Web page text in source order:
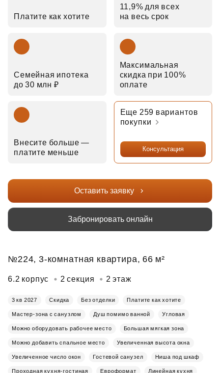
Платите как хотите
11,9% для всех
на весь срок
Семейная ипотека
до 30 млн ₽
Максимальная
скидка при 100%
оплате
Внесите больше —
платите меньше
Еще 259 вариантов
покупки
Консультация
Оставить заявку
Забронировать онлайн
№224, 3-комнатная квартира, 66 м²
6.2 корпус 2 секция 2 этаж
3 кв 2027 Скидка Без отделки Платите как хотите
Мастер-зона с санузлом Душ помимо ванной Угловая
Можно оборудовать рабочее место Большая мягкая зона
Можно добавить спальное место Увеличенная высота окна
Увеличенное число окон Гостевой санузел Ниша под шкаф
Проходная кухня-гостиная Евроформат Линейная кухня